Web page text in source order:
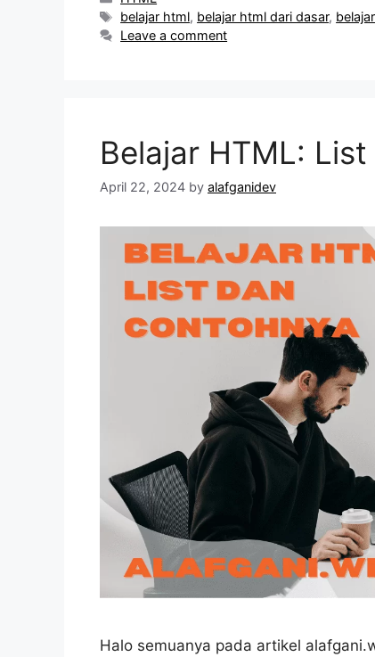
Tags
belajar html, belajar html dari dasar,
Leave a comment
Belajar HTML:
April 22, 2024 by alafganidev
Halo semuanya pada artikel